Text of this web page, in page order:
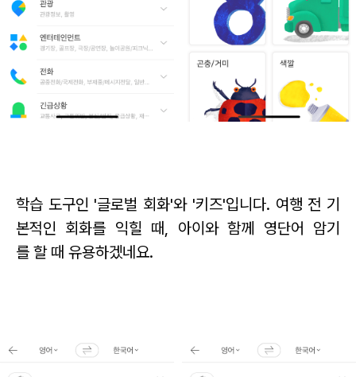
학습 도구인 '글로벌 회화'와 '키즈'입니다. 여행 전 기
본적인 회화를 익힐 때, 아이와 함께 영단어 암기
를 할 때 유용하겠네요.